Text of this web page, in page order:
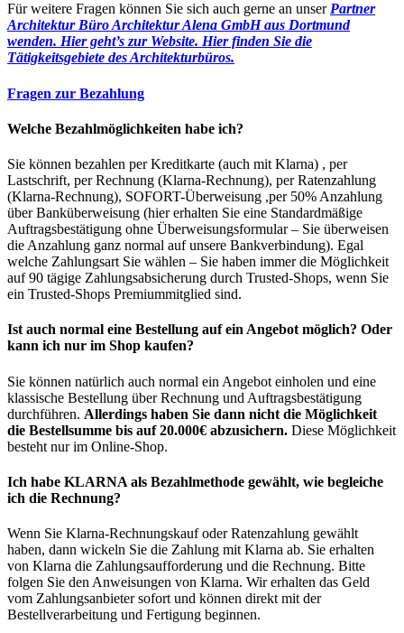
Für weitere Fragen können Sie sich auch gerne an unser Partner
Architektur Büro Architektur Alena GmbH aus Dortmund
wenden. Hier geht’s zur Website. Hier finden Sie die
Tätigkeitsgebiete des Architekturbüros.
Fragen zur Bezahlung
Welche Bezahlmöglichkeiten habe ich?
Sie können bezahlen per Kreditkarte (auch mit Klarna) , per
Lastschrift, per Rechnung (Klarna-Rechnung), per Ratenzahlung
(Klarna-Rechnung), SOFORT-Überweisung ,per 50% Anzahlung
über Banküberweisung (hier erhalten Sie eine Standardmäßige
Auftragsbestätigung ohne Überweisungsformular – Sie überweisen
die Anzahlung ganz normal auf unsere Bankverbindung). Egal
welche Zahlungsart Sie wählen – Sie haben immer die Möglichkeit
auf 90 tägige Zahlungsabsicherung durch Trusted-Shops, wenn Sie
ein Trusted-Shops Premiummitglied sind.
Ist auch normal eine Bestellung auf ein Angebot möglich? Oder
kann ich nur im Shop kaufen?
Sie können natürlich auch normal ein Angebot einholen und eine
klassische Bestellung über Rechnung und Auftragsbestätigung
durchführen. Allerdings haben Sie dann nicht die Möglichkeit
die Bestellsumme bis auf 20.000€ abzusichern. Diese Möglichkeit
besteht nur im Online-Shop.
Ich habe KLARNA als Bezahlmethode gewählt, wie begleiche
ich die Rechnung?
Wenn Sie Klarna-Rechnungskauf oder Ratenzahlung gewählt
haben, dann wickeln Sie die Zahlung mit Klarna ab. Sie erhalten
von Klarna die Zahlungsaufforderung und die Rechnung. Bitte
folgen Sie den Anweisungen von Klarna. Wir erhalten das Geld
vom Zahlungsanbieter sofort und können direkt mit der
Bestellverarbeitung und Fertigung beginnen.